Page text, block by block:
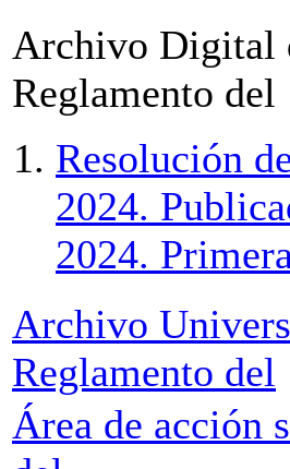
Archivo Digital
Reglamento del
Resolución
2024.
2024.
Archivo
Reglamento del
Área de acción